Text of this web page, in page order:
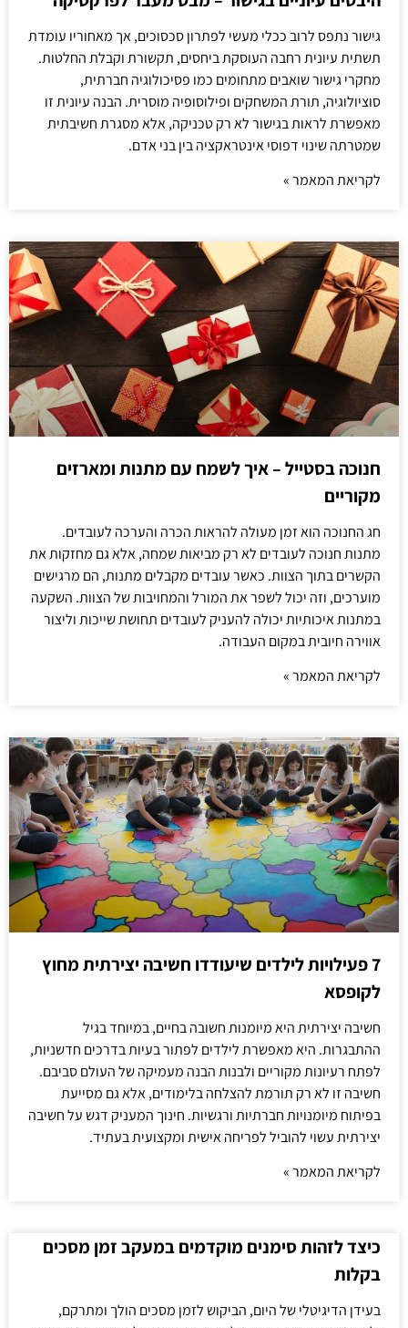
גישור נתפס לרוב ככלי מעשי לפתרון סכסוכים, אך מאחוריו עומדת
תשתית עיונית רחבה העוסקת ביחסים, תקשורת וקבלת החלטות.
מחקרי גישור שואבים מתחומים כמו פסיכולוגיה חברתית,
סוציולוגיה, תורת המשחקים ופילוסופיה מוסרית. הבנה עיונית זו
מאפשרת לראות בגישור לא רק טכניקה, אלא מסגרת חשיבתית
שמטרתה שינוי דפוסי אינטראקציה בין בני אדם.
לקריאת המאמר »
חנוכה בסטייל – איך לשמח עם מתנות ומארזים
מקוריים
חג החנוכה הוא זמן מעולה להראות הכרה והערכה לעובדים.
מתנות חנוכה לעובדים לא רק מביאות שמחה, אלא גם מחזקות את
הקשרים בתוך הצוות. כאשר עובדים מקבלים מתנות, הם מרגישים
מוערכים, וזה יכול לשפר את המורל והמחויבות של הצוות. השקעה
במתנות איכותיות יכולה להעניק לעובדים תחושת שייכות וליצור
אווירה חיובית במקום העבודה.
לקריאת המאמר »
7 פעילויות לילדים שיעודדו חשיבה יצירתית מחוץ
לקופסא
חשיבה יצירתית היא מיומנות חשובה בחיים, במיוחד בגיל
ההתבגרות. היא מאפשרת לילדים לפתור בעיות בדרכים חדשניות,
לפתח רעיונות מקוריים ולבנות הבנה מעמיקה של העולם סביבם.
חשיבה זו לא רק תורמת להצלחה בלימודים, אלא גם מסייעת
בפיתוח מיומנויות חברתיות ורגשיות. חינוך המעניק דגש על חשיבה
יצירתית עשוי להוביל לפריחה אישית ומקצועית בעתיד.
לקריאת המאמר »
כיצד לזהות סימנים מוקדמים במעקב זמן מסכים
בקלות
בעידן הדיגיטלי של היום, הביקוש לזמן מסכים הולך ומתרקם,